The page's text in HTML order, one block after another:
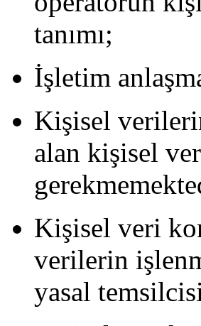
tanımı;
İşletim
Kişisel
alan kişisel
Kişisel veri
verilerin
yasal